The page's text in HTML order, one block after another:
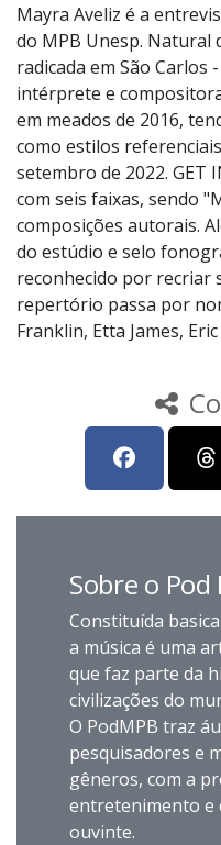
Mayra Aveliz é a
do MPB Unesp. Natural
radicada em São Carlos
intérprete e
em meados de 2016,
como estilos
setembro de 2022. GET
com seis faixas, sendo
composições autorais.
do estúdio e selo
reconhecido por recriar
repertório passa por
Franklin, Etta James,
Sobre o Pod
Constituída
a música é uma
que faz parte da
civilizações do
O PodMPB traz
pesquisadores e
gêneros, com a
entretenimento e
ouvinte.